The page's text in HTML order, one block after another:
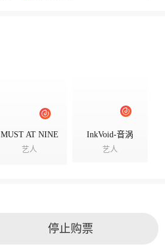
MUST AT NINE
艺人
InkVoid-音涡
艺人
停止购票